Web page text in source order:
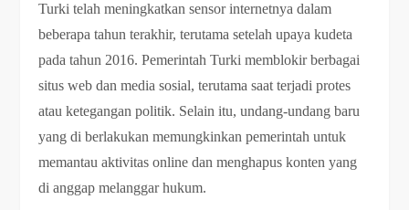
Turki telah meningkatkan sensor internetnya dalam
beberapa tahun terakhir, terutama setelah upaya kudeta
pada tahun 2016. Pemerintah Turki memblokir berbagai
situs web dan media sosial, terutama saat terjadi protes
atau ketegangan politik. Selain itu, undang-undang baru
yang di berlakukan memungkinkan pemerintah untuk
memantau aktivitas online dan menghapus konten yang
di anggap melanggar hukum.